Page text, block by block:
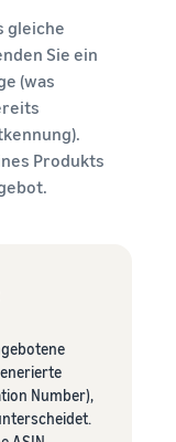
gleiche
Sie ein
(was
Produkts
Number),